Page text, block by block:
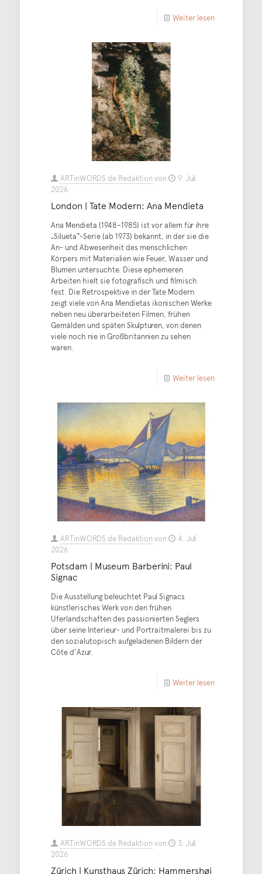
Weiter lesen
ARTinWORDS.de Redaktionvon
9. Juli
2026
London | Tate Modern: Ana Mendieta
Ana Mendieta (1948–1985) ist vor allem für ihre
„Silueta“-Serie (ab 1973) bekannt, in der sie die
An- und Abwesenheit des menschlichen
Körpers mit Materialien wie Feuer, Wasser und
Blumen untersuchte. Diese ephemeren
Arbeiten hielt sie fotografisch und filmisch
fest. Die Retrospektive in der Tate Modern
zeigt viele von Ana Mendietas ikonischen Werke
neben neu überarbeiteten Filmen, frühen
Gemälden und späten Skulpturen, von denen
viele noch nie in Großbritannien zu sehen
waren.
Weiter lesen
ARTinWORDS.de Redaktionvon
4. Juli
2026
Potsdam | Museum Barberini: Paul
Signac
Die Ausstellung beleuchtet Paul Signacs
künstlerisches Werk von den frühen
Uferlandschaften des passionierten Seglers
über seine Interieur- und Portraitmalerei bis zu
den sozialutopisch aufgeladenen Bildern der
Côte d’Azur.
Weiter lesen
ARTinWORDS.de Redaktionvon
3. Juli
2026
Zürich | Kunsthaus Zürich: Hammershøi